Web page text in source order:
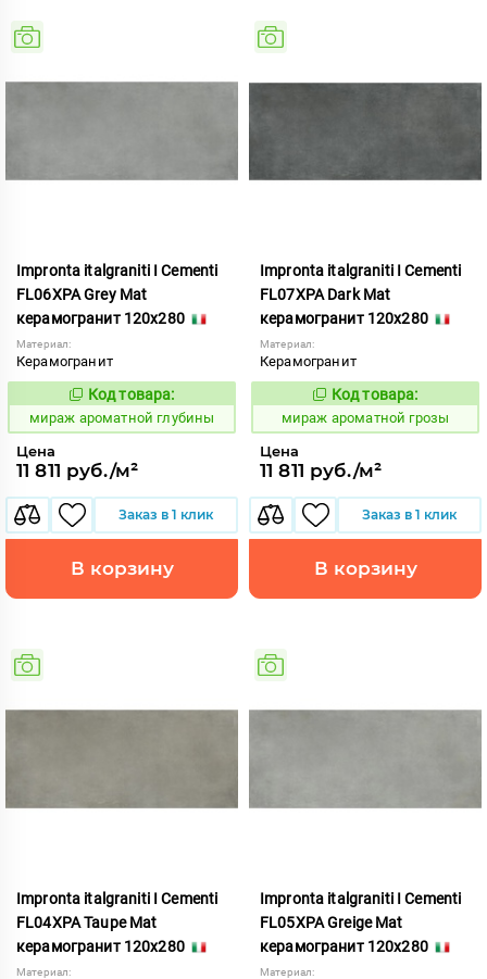
Impronta italgraniti I Cementi
FL06XPA Grey Mat
керамогранит 120x280
Материал:
Керамогранит
984642
Код товара:
мираж ароматной глубины
Цена
11 811 руб./м²
Заказ в 1 клик
В корзину
Impronta italgraniti I Cementi
FL07XPA Dark Mat
керамогранит 120x280
Материал:
Керамогранит
984644
Код товара:
мираж ароматной грозы
Цена
11 811 руб./м²
Заказ в 1 клик
В корзину
Impronta italgraniti I Cementi
FL04XPA Taupe Mat
керамогранит 120x280
Материал:
Impronta italgraniti I Cementi
FL05XPA Greige Mat
керамогранит 120x280
Материал: